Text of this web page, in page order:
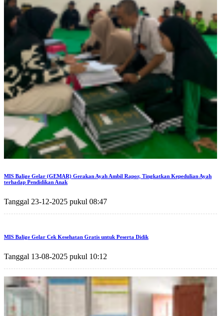
MIS Balige Gelar (GEMAR) Gerakan Ayah Ambil Rapor, Tingkatkan Kepedulian Ayah
terhadap Pendidikan Anak
Tanggal 23-12-2025 pukul 08:47
MIS Balige Gelar Cek Kesehatan Gratis untuk Peserta Didik
Tanggal 13-08-2025 pukul 10:12